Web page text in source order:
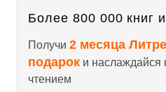
Более 800 000 книг
Получи 2 месяца
подарок и наслаждайся
чтением